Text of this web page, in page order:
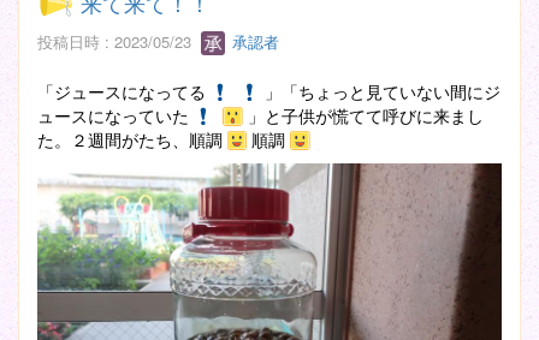
投稿日時 : 2023/05/23 承認者
「ジュースになってる
」「ちょっと見ていない間にジ
ュースになっていた
」と子供が慌てて呼びに来まし
た。２週間がたち、順調
順調